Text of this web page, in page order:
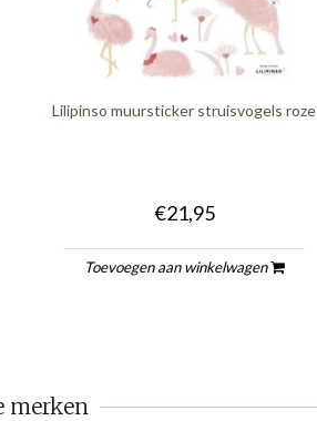
Lilipinso muursticker struisvogels roze
€21,95
Toevoegen aan winkelwagen
merken